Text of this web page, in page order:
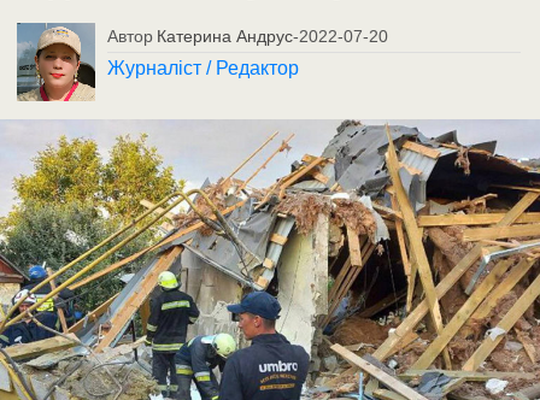
Автор Катерина Андрус-2022-07-20
Журналіст / Редактор